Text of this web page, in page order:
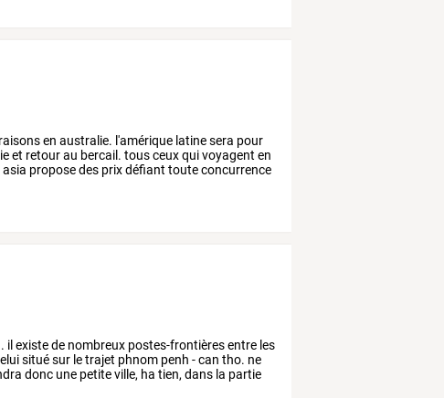
raisonsen australie. l'amérique latinesera pour
et retourau bercail. tousceuxquivoyagent en
asia proposedes prixdéfiant touteconcurrence
il existede nombreux postes-frontièresentre les
situésur letrajet phnom penh -can tho. ne
donc une petiteville, ha tien, dans la partie